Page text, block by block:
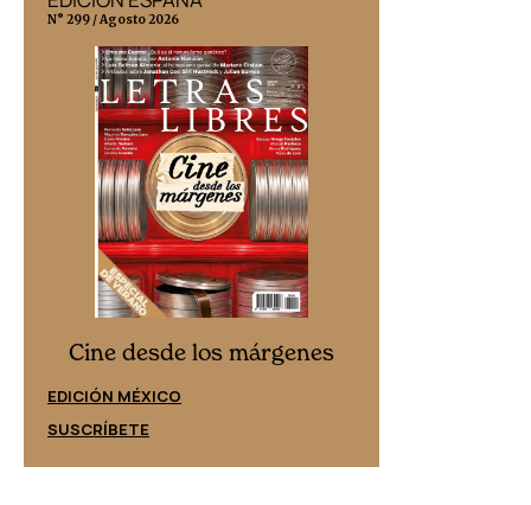
N° 299 / Agosto 2026
Cine desde los márgenes
EDICIÓN MÉXICO
SUSCRÍBETE